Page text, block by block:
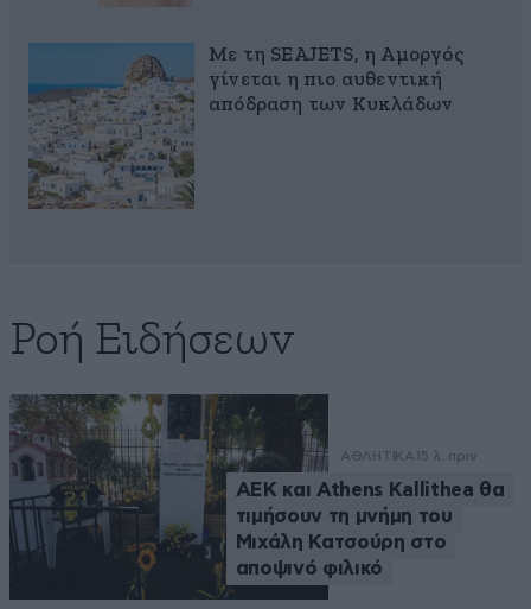
Με τη SEAJETS, η Αμοργός
γίνεται η πιο αυθεντική
απόδραση των Κυκλάδων
Ροή Ειδήσεων
ΑΘΛΗΤΙΚΑ 15 λ. πριν
ΑΕΚ και Athens Kallithea θα
τιμήσουν τη μνήμη του
Μιχάλη Κατσούρη στο
αποψινό φιλικό